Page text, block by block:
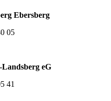
Ebersberg
05
eG
41